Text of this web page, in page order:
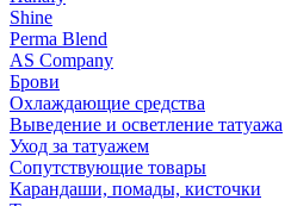
Shine
Perma Blend
AS Company
Брови
Охлаждающие средства
Выведение и осветление татуажа
Уход за татуажем
Сопутствующие товары
Карандаши, помады, кисточки